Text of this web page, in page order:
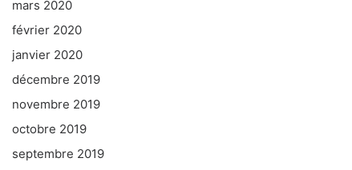
mars 2020
février 2020
janvier 2020
décembre 2019
novembre 2019
octobre 2019
septembre 2019